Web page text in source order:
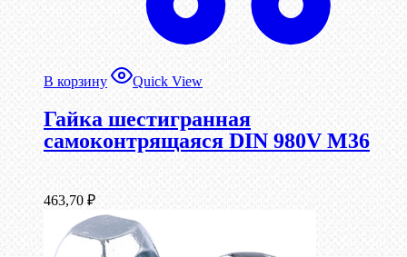
В корзину Quick View
Гайка шестигранная
самоконтрящаяся DIN 980V М36
463,70 ₽